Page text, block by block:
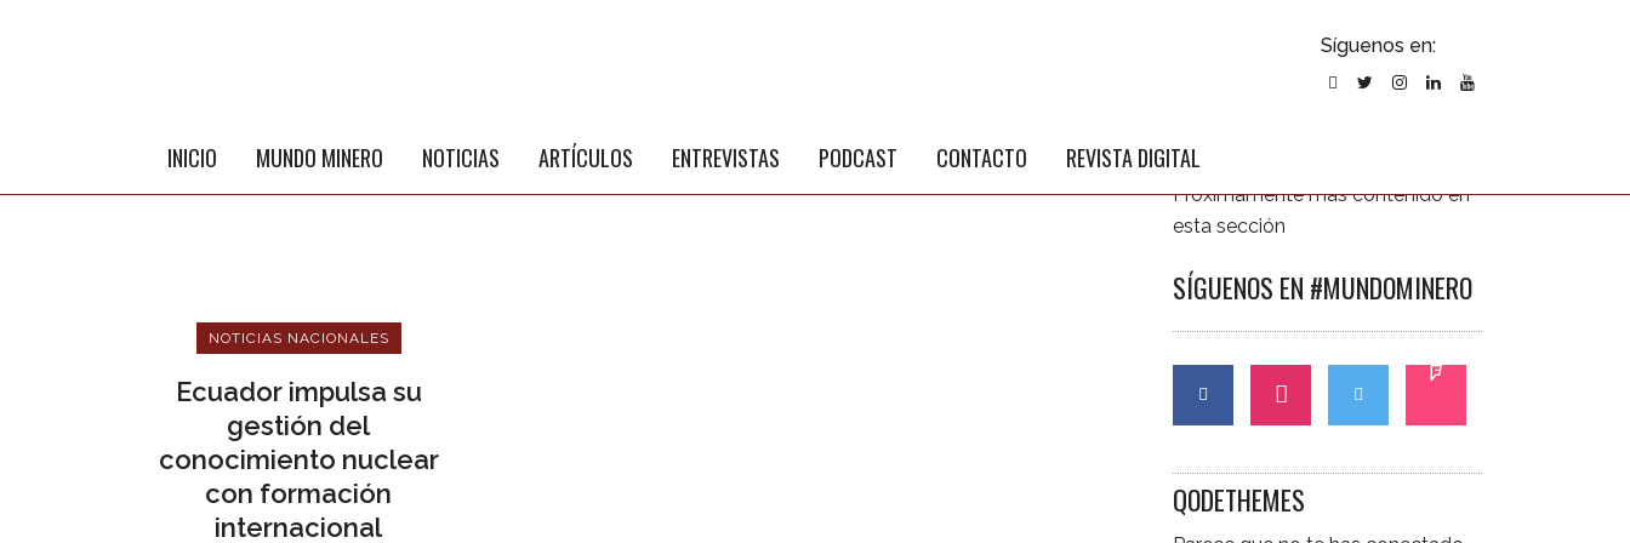
Síguenos en:
INICIO MUNDO MINERO NOTICIAS ARTÍCULOS ENTREVISTAS PODCAST CONTACTO REVISTA DIGITAL
NOTICIAS NACIONALES
Ecuador impulsa su
gestión del
conocimiento nuclear
con formación
internacional
Próximamente más contenido en
esta sección
SÍGUENOS EN #MUNDOMINERO
QODETHEMES
CONTÁCTANOS